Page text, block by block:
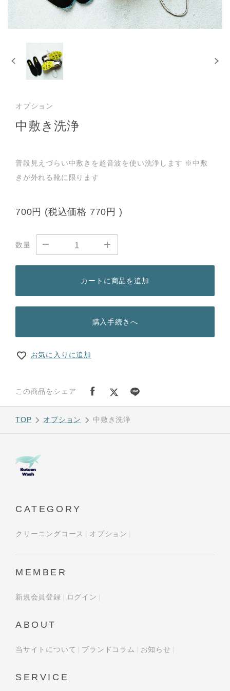
オプション
中敷き洗浄
普段見えづらい中敷きを超音波を使い洗浄します ※中敷
きが外れる靴に限ります
700円 (税込価格 770円 )
数量
カートに商品を追加
購入手続きへ
お気に入りに追加
この商品をシェア
TOP オプション 中敷き洗浄
CATEGORY
クリーニングコース オプション
MEMBER
新規会員登録 ログイン
ABOUT
当サイトについて ブランドコラム お知らせ
SERVICE